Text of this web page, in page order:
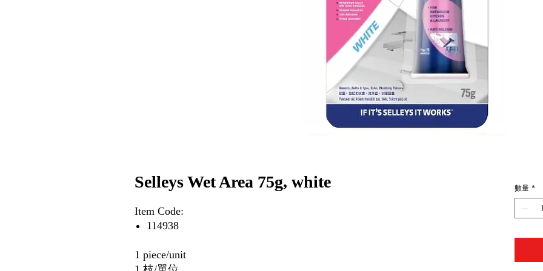
Selleys Wet Area 75g, white
Item Code:
114938
1 piece/unit
數量 *